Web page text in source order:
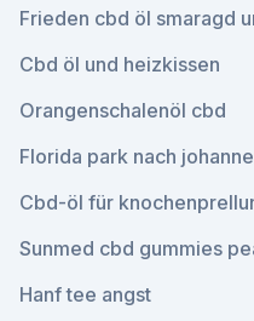
Frieden cbd öl smaragd
Cbd öl und heizkissen
Orangenschalenöl cbd
Florida park nach
Cbd-öl für
Sunmed cbd gummies
Hanf tee angst